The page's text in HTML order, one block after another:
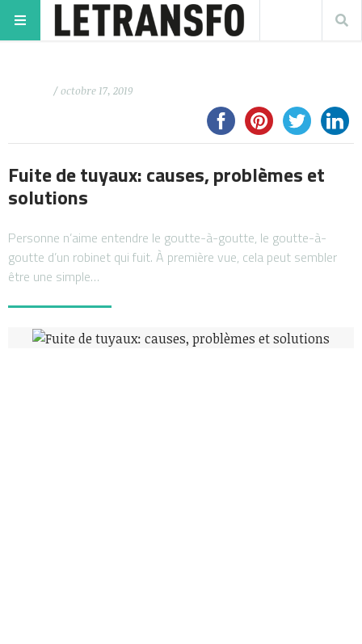
/ octobre 17, 2019
Fuite de tuyaux: causes, problèmes et
solutions
Personne n’aime entendre le goutte-à-goutte, le goutte-à-
goutte d’un robinet qui fuit. À première vue, cela peut sembler
être une simple…